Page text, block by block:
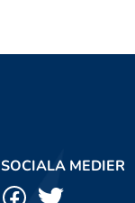
SOCIALA MEDIER